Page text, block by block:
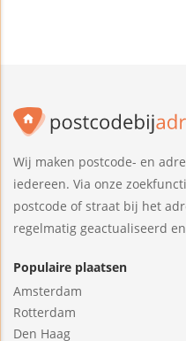
Wij maken postcode- en
iedereen. Via onze
postcode of straat bij het
regelmatig geactualiseerd
Populaire plaatsen
Amsterdam
Rotterdam
Den Haag